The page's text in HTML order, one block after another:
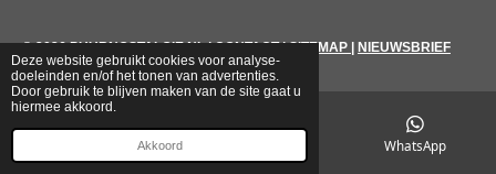
Deze website gebruikt cookies voor analyse-
doeleinden en/of het tonen van advertenties.
Door gebruik te blijven maken van de site gaat u
hiermee akkoord.
Akkoord
© 2026 PUURNOSTALGIE.NL|CONTACT|SITEMAP NIEUWSBRIEF
WhatsApp